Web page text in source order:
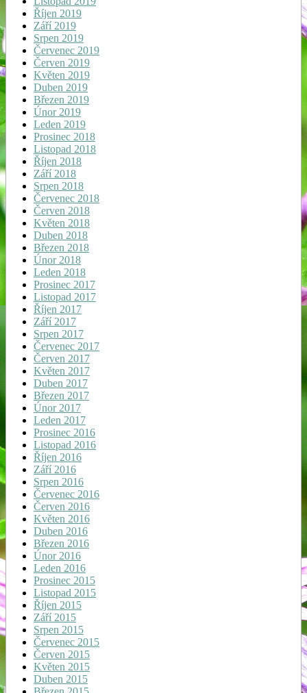
Říjen 2019
Září 2019
Srpen 2019
Červenec 2019
Červen 2019
Květen 2019
Duben 2019
Březen 2019
Únor 2019
Leden 2019
Prosinec 2018
Listopad 2018
Říjen 2018
Září 2018
Srpen 2018
Červenec 2018
Červen 2018
Květen 2018
Duben 2018
Březen 2018
Únor 2018
Leden 2018
Prosinec 2017
Listopad 2017
Říjen 2017
Září 2017
Srpen 2017
Červenec 2017
Červen 2017
Květen 2017
Duben 2017
Březen 2017
Únor 2017
Leden 2017
Prosinec 2016
Listopad 2016
Říjen 2016
Září 2016
Srpen 2016
Červenec 2016
Červen 2016
Květen 2016
Duben 2016
Březen 2016
Únor 2016
Leden 2016
Prosinec 2015
Listopad 2015
Říjen 2015
Září 2015
Srpen 2015
Červenec 2015
Červen 2015
Květen 2015
Duben 2015